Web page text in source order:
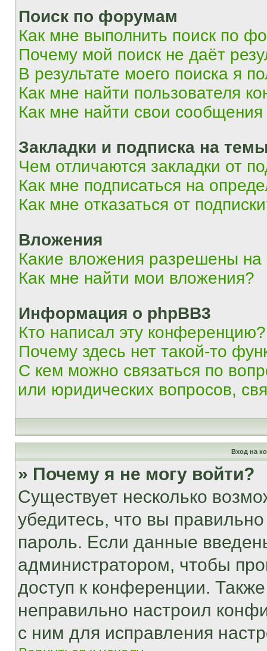
Поиск по форумам
Как мне выполнить поиск по
Почему мой поиск не даёт
В результате моего поиска я
Как мне найти пользователя
Как мне найти свои
Закладки и подписка на
Чем отличаются закладки от
Как мне подписаться на
Как мне отказаться от
Вложения
Какие вложения разрешены
Как мне найти мои вложения?
Информация о phpBB3
Кто написал эту конференцию?
Почему здесь нет такой-то
С кем можно связаться по
или юридических вопросов,
Вход на
» Почему я не могу войти?
Существует несколько
убедитесь, что вы
пароль. Если данные
администратором, чтобы
доступ к конференции.
неправильно настроил
с ним для исправления